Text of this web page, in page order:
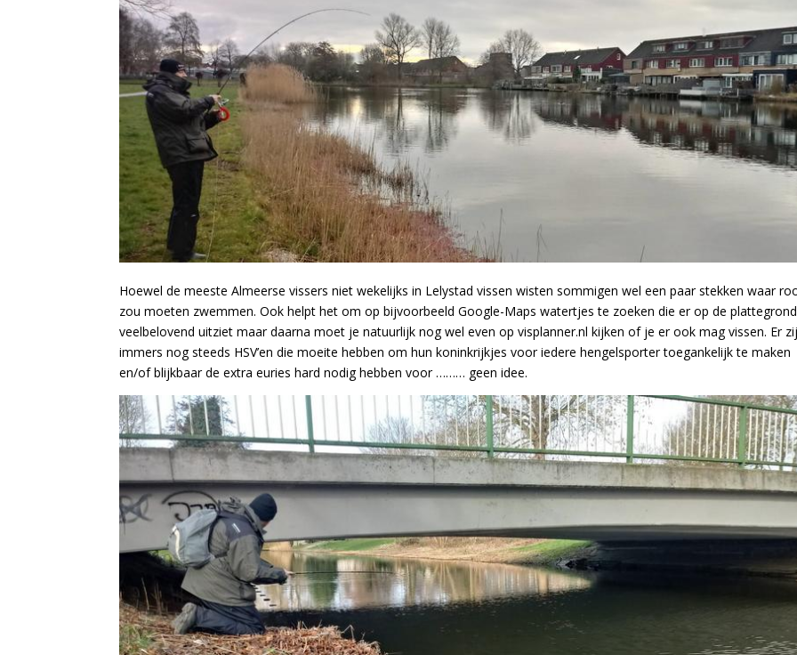
Hoewel de meeste Almeerse vissers niet wekelijks in Lelystad vissen wisten sommigen wel een paar stekken waar
zou moeten zwemmen. Ook helpt het om op bijvoorbeeld Google-Maps watertjes te zoeken die er op de plattegrond
veelbelovend uitziet maar daarna moet je natuurlijk nog wel even op visplanner.nl kijken of je er ook mag vissen. Er
immers nog steeds HSV’en die moeite hebben om hun koninkrijkjes voor iedere hengelsporter toegankelijk te maken
en/of blijkbaar de extra euries hard nodig hebben voor ……… geen idee.